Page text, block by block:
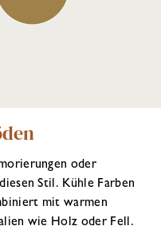
oder
Stil. Kühle Farben
mit warmen
wie Holz oder Fell.